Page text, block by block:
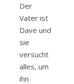
Der
Vater ist
Dave und
sie
versucht
alles, um
ihn